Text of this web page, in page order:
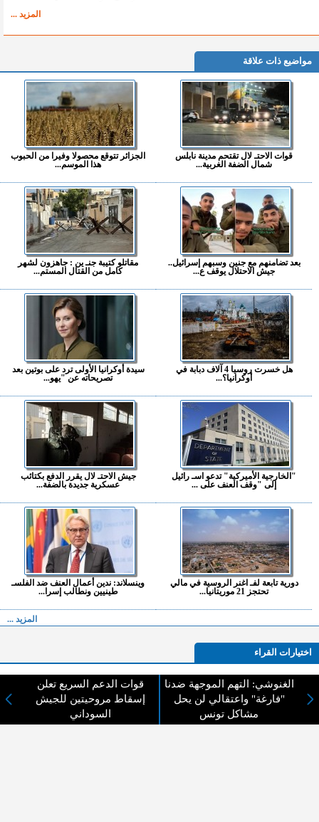
المزيد ...
مواضيع ذات علاقة
قوات الاحتـ لال تقتحم مدينة نابلس
شمال الضفة الغربية...
الجزائر تتوقع محصولا وفيرا من الحبوب
هذا الموسم...
بعد تضامنهم مع جنين وسبهم إسرائيل..
جيش الاحتلال يوقف ع...
مقاتلو كتيبة جنـ ين : جاهزون لشهر
كامل من القتال المستم...
هل خسرت روسيا 4 آلاف دبابة في
أوكرانيا؟...
سيدة أوكرانيا الأولى ترد على بوتين بعد
تصريحاته عن "يهو...
"الخارجية الأميركية" تدعو اسـ رائيل
إلى "وقف العنف على ...
جيش الاحتـ لال يقرر الدفع بكتائب
عسكرية جديدة بالضفة...
دورية تابعة لفـ اغنر الروسية في مالي
تحتجز 21 موريتانيا...
وينسلاند: ندين أعمال العنف ضد الفلسـ
طينيين ونطالب إسرا...
المزيد ...
اختيارات القراء
لا يوجد مقالات
الغنوشي: التهم الموجهة ضدنا
"فارغة" واعتقالي لن يحل
مشاكل تونس
قوات الدعم السريع تعلن
إسقاط مروحيتين للجيش
السوداني